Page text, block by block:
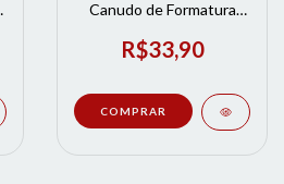
Canudo de Formatura
Formatura
R$33,90